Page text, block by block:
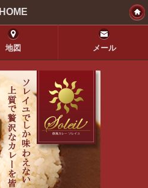
HOME
地図 メール